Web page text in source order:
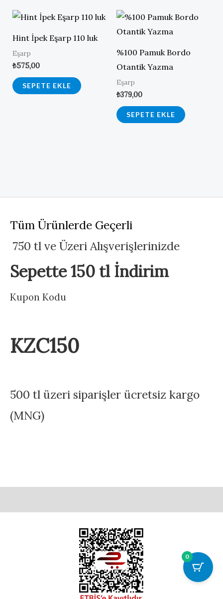
Hint İpek Eşarp 110 luk
Eşarp
₺575,00
SEPETE EKLE
%100 Pamuk Bordo
Otantik Yazma
Eşarp
₺379,00
SEPETE EKLE
Tüm Ürünlerde Geçerli
750 tl ve Üzeri Alışverişlerinizde
Sepette 150 tl İndirim
Kupon Kodu
KZC150
500 tl üzeri siparişler ücretsiz kargo
(MNG)
0